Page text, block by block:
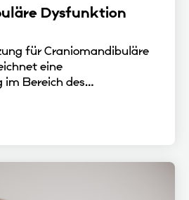
Dysfunktion
für Craniomandibuläre
eine
Bereich des
Ursachen